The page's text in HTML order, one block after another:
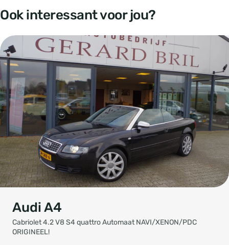
Ook interessant voor jou?
Audi A4
Cabriolet 4.2 V8 S4 quattro Automaat NAVI/XENON/PDC
ORIGINEEL!